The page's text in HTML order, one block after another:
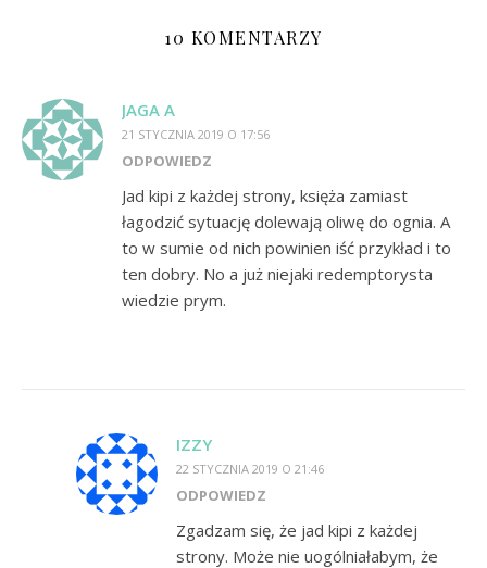
10 KOMENTARZY
JAGA A
21 STYCZNIA 2019 O 17:56
ODPOWIEDZ
Jad kipi z każdej strony, księża zamiast
łagodzić sytuację dolewają oliwę do ognia. A
to w sumie od nich powinien iść przykład i to
ten dobry. No a już niejaki redemptorysta
wiedzie prym.
IZZY
22 STYCZNIA 2019 O 21:46
ODPOWIEDZ
Zgadzam się, że jad kipi z każdej
strony. Może nie uogólniałabym, że